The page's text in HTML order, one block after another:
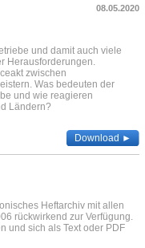
08.05.2020
und damit auch viele
Herausforderungen.
zwischen
Was bedeuten der
und wie reagieren
Ländern?
Download ►
Heftarchiv mit allen
rückwirkend zur Verfügung.
und sich als Text oder PDF